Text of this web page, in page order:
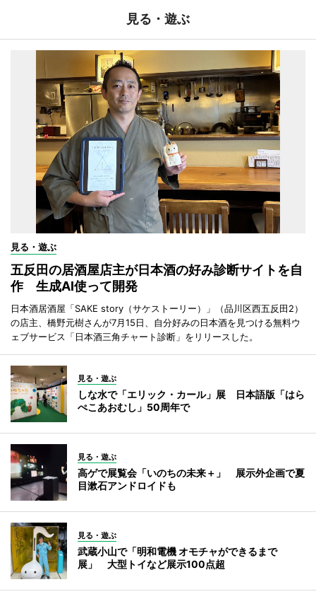
見る・遊ぶ
見る・遊ぶ
五反田の居酒屋店主が日本酒の好み診断サイトを自
作 生成AI使って開発
日本酒居酒屋「SAKE story（サケストーリー）」（品川区西五反田2）
の店主、橋野元樹さんが7月15日、自分好みの日本酒を見つける無料ウ
ェブサービス「日本酒三角チャート診断」をリリースした。
見る・遊ぶ
しな水で「エリック・カール」展 日本語版「はら
ぺこあおむし」50周年で
見る・遊ぶ
高ゲで展覧会「いのちの未来＋」 展示外企画で夏
目漱石アンドロイドも
見る・遊ぶ
武蔵小山で「明和電機 オモチャができるまで
展」 大型トイなど展示100点超